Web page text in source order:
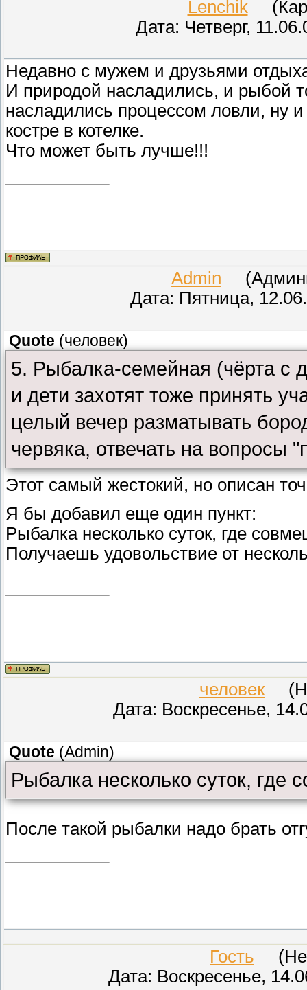
Lenchik
Дата: Четверг,
Недавно с мужем и друзьями
И природой насладились, и
насладились процессом ловли, ну
костре в котелке.
Что может быть лучше!!!
Admin
Дата: Пятница,
Quote (человек)
5. Рыбалка-семейная (чёрта с
и дети захотят тоже принять
целый вечер разматывать
червяка, отвечать на вопросы
Этот самый жестокий, но описан
Я бы добавил еще один пункт:
Рыбалка несколько суток, где
Получаешь удовольствие от
человек
Дата: Воскресенье,
Quote (Admin)
Рыбалка несколько суток, где
После такой рыбалки надо брать
Гость
Дата: Воскресенье,